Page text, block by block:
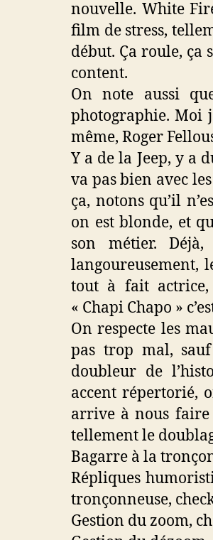
nouvelle. White
film de stress,
début. Ça roule, ça
content.
On note aussi
photographie. Moi
même, Roger
Y a de la Jeep, y a
va pas bien avec
ça, notons qu’il
on est blonde, et
son métier.
langoureusement,
tout à fait
« Chapi Chapo »
On respecte les
pas trop mal,
doubleur de
accent répertorié,
arrive à nous faire
tellement le
Bagarre à la
Répliques
tronçonneuse,
Gestion du zoom,